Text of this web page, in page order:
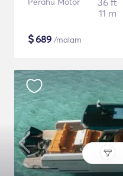
36 ft
11 m
$689 /malam